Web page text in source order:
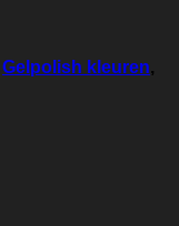
Gelpolish kleuren,